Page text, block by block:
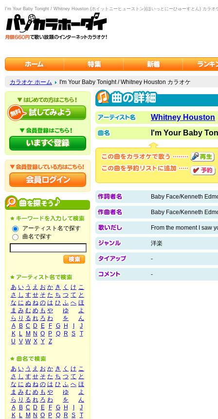
I'm Your Baby Tonight / Whitney Houston (ホイットニーヒューストン)(ほいっとにーひゅーすとん) カラオ
カラオケ ホーム I'm Your Baby Tonight / Whitney Houston カラオケ
アーティスト名で探す
曲名で探す
あ い う え お か き く け こ
さ し す せ そ た ち つ て と
な に ぬ ね の は ひ ふ へ ほ
ま み む め も や ゆ
よ
ら り る れ ろ わ を
ん
A
B C D E F G H
J
K
L M N O P Q R S
T
U V W X Y Z
あ い う え お か き く け こ
さ し す せ そ た ち つ て と
な に ぬ ね の は ひ ふ へ ほ
ま み む め も や ゆ
よ
ら り る れ ろ わ を
ん
A
B C D E F G H
J
K
L M N O P Q R S
T
Whitney Houston
I'm Your Baby
Baby Face/Kenneth
Baby Face/Kenneth
From the moment I saw
洋楽
-
-